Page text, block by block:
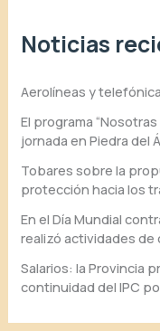
Noticias
Aerolíneas y
El programa
jornada en Piedra del
Tobares sobre la
protección hacia los
En el Día Mundial
realizó actividades
Salarios: la Provincia
continuidad del IPC